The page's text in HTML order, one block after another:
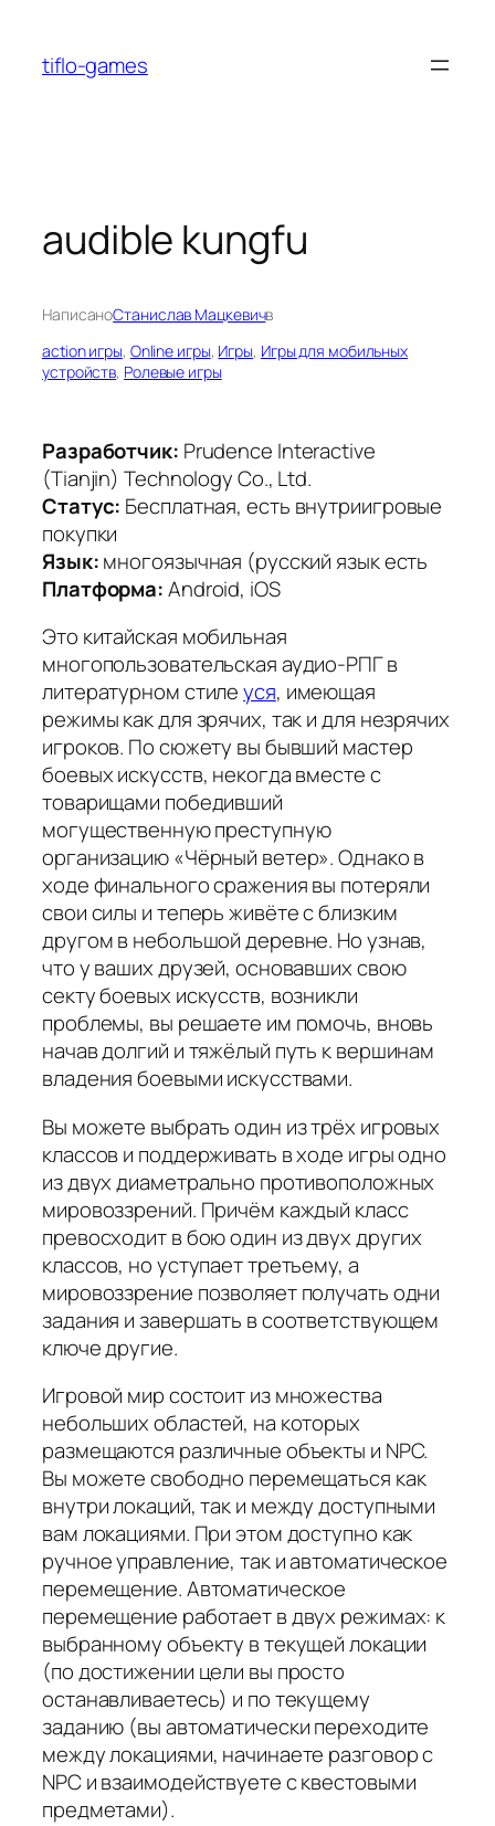
содержимому
tiflo-games
audible kungfu
НаписаноСтанислав Мацкевичв
action игры, Online игры, Игры, Игры для мобильных
устройств, Ролевые игры
Разработчик: Prudence Interactive
(Tianjin) Technology Co., Ltd.
Статус: Бесплатная, есть внутриигровые
покупки
Язык:многоязычная (русский язык есть
Платформа:Android, iOS
Это китайская мобильная
многопользовательская аудио-РПГ в
литературном стилеуся, имеющая
режимы как для зрячих, так и для незрячих
игроков. По сюжету вы бывший мастер
боевых искусств, некогда вместе с
товарищами победивший
могущественную преступную
организацию «Чёрный ветер». Однако в
ходе финального сражения вы потеряли
свои силы и теперь живёте с близким
другом в небольшой деревне. Но узнав,
что у ваших друзей, основавших свою
секту боевых искусств, возникли
проблемы, вы решаете им помочь, вновь
начав долгий и тяжёлый путь к вершинам
владения боевыми искусствами.
Вы можете выбрать один из трёх игровых
классов и поддерживать в ходе игры одно
из двух диаметрально противоположных
мировоззрений. Причём каждый класс
превосходит в бою один из двух других
классов, но уступает третьему, а
мировоззрение позволяет получать одни
задания и завершать в соответствующем
ключе другие.
Игровой мир состоит из множества
небольших областей, на которых
размещаются различные объекты и NPC.
Вы можете свободно перемещаться как
внутри локаций, так и между доступными
вам локациями. При этом доступно как
ручное управление, так и автоматическое
перемещение. Автоматическое
перемещение работает в двух режимах: к
выбранному объекту в текущей локации
(по достижении цели вы просто
останавливаетесь) и по текущему
заданию (вы автоматически переходите
между локациями, начинаете разговор с
NPC и взаимодействуете с квестовыми
предметами).